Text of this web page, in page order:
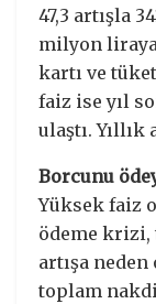
47,3 artışla
milyon liraya
kartı ve
faiz ise yıl
ulaştı. Yıllık
Borcunu
Yüksek faiz
ödeme krizi,
artışa
toplam nakdi